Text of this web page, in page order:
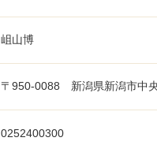
岨山博
〒950-0088 新潟県新潟市中
0252400300